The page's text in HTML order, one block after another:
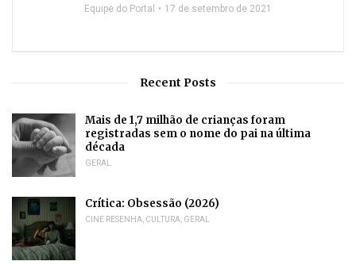
Equipe do Portal 17 de setembro de 2021
Recent Posts
Mais de 1,7 milhão de crianças foram
registradas sem o nome do pai na última
década
GERAL
Crítica: Obsessão (2026)
CINE RESENHA, CULTURA, GERAL